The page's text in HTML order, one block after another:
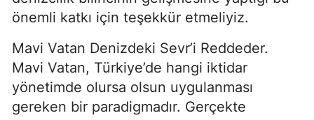
önemli katkı için teşekkür etmeliyiz.
Mavi Vatan Denizdeki Sevr’i Reddeder.
Mavi Vatan, Türkiye’de hangi iktidar
yönetimde olursa olsun uygulanması
gereken bir paradigmadır. Gerçekte